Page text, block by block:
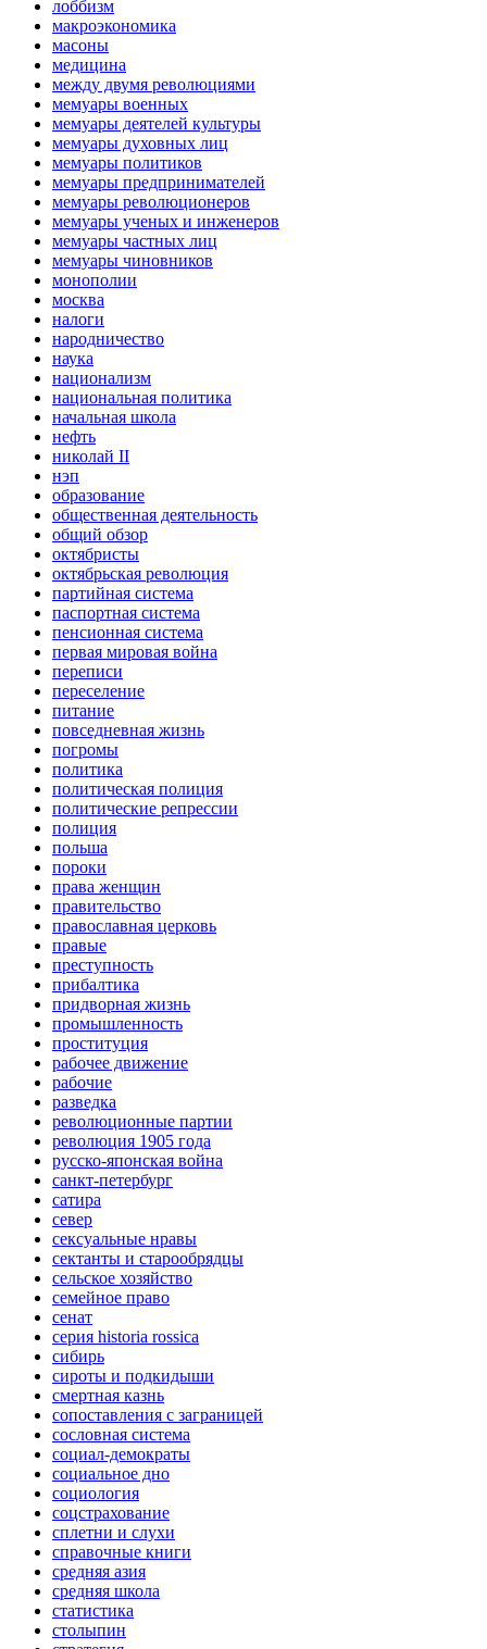
лоббизм
макроэкономика
масоны
медицина
между двумя революциями
мемуары военных
мемуары деятелей культуры
мемуары духовных лиц
мемуары политиков
мемуары предпринимателей
мемуары революционеров
мемуары ученых и инженеров
мемуары частных лиц
мемуары чиновников
монополии
москва
налоги
народничество
наука
национализм
национальная политика
начальная школа
нефть
николай II
нэп
образование
общественная деятельность
общий обзор
октябристы
октябрьская революция
партийная система
паспортная система
пенсионная система
первая мировая война
переписи
переселение
питание
повседневная жизнь
погромы
политика
политическая полиция
политические репрессии
полиция
польша
пороки
права женщин
правительство
православная церковь
правые
преступность
прибалтика
придворная жизнь
промышленность
проституция
рабочее движение
рабочие
разведка
революционные партии
революция 1905 года
русско-японская война
санкт-петербург
сатира
север
сексуальные нравы
сектанты и старообрядцы
сельское хозяйство
семейное право
сенат
серия historia rossica
сибирь
сироты и подкидыши
смертная казнь
сопоставления с заграницей
сословная система
социал-демократы
социальное дно
социология
соцстрахование
сплетни и слухи
справочные книги
средняя азия
средняя школа
статистика
столыпин